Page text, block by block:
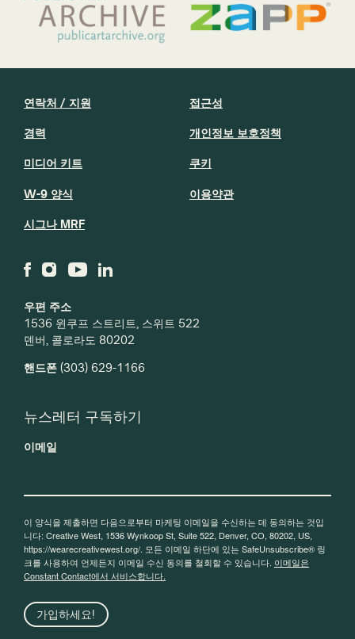
우편 주소
1536 윈쿠프 스트리트, 스위트 522
덴버, 콜로라도 80202
핸드폰 (303) 629-1166
연락처 / 지원
경력
미디어 키트
W-9 양식
시그나 MRF
접근성
개인정보 보호정책
쿠키
이용약관
뉴스레터 구독하기
이메일
이 양식을 제출하면 다음으로부터 마케팅 이메일을 수신하는 데 동의하는 것입
니다: Creative West, 1536 Wynkoop St, Suite 522, Denver, CO, 80202, US,
https://wearecreativewest.org/. 모든 이메일 하단에 있는 SafeUnsubscribe® 링
크를 사용하여 언제든지 이메일 수신 동의를 철회할 수 있습니다. 이메일은
Constant Contact에서 서비스합니다.
가입하세요!